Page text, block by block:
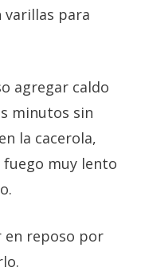
varillas para
agregar caldo
minutos sin
la cacerola,
fuego muy lento
en reposo por